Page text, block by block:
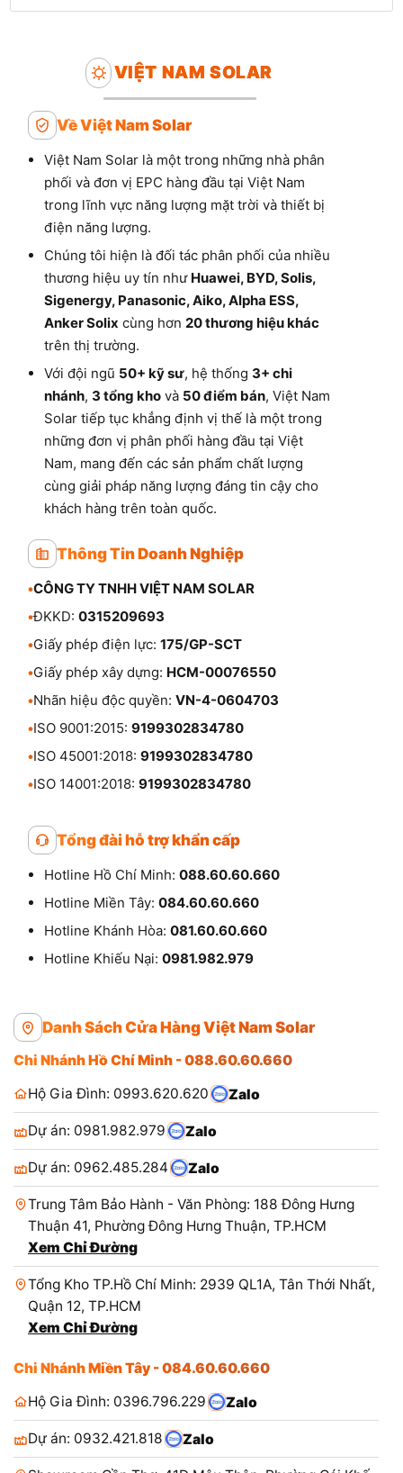
VIỆT NAM SOLAR
Về Việt Nam Solar
Việt Nam Solar là một trong những nhà phân
phối và đơn vị EPC hàng đầu tại Việt Nam
trong lĩnh vực năng lượng mặt trời và thiết bị
điện năng lượng.
Chúng tôi hiện là đối tác phân phối của nhiều
thương hiệu uy tín như Huawei, BYD, Solis,
Sigenergy, Panasonic, Aiko, Alpha ESS,
Anker Solix cùng hơn 20 thương hiệu khác
trên thị trường.
Với đội ngũ 50+ kỹ sư, hệ thống 3+ chi
nhánh, 3 tổng kho và 50 điểm bán, Việt Nam
Solar tiếp tục khẳng định vị thế là một trong
những đơn vị phân phối hàng đầu tại Việt
Nam, mang đến các sản phẩm chất lượng
cùng giải pháp năng lượng đáng tin cậy cho
khách hàng trên toàn quốc.
Thông Tin Doanh Nghiệp
•CÔNG TY TNHH VIỆT NAM SOLAR
•ĐKKD: 0315209693
•Giấy phép điện lực: 175/GP-SCT
•Giấy phép xây dựng: HCM-00076550
•Nhãn hiệu độc quyền: VN-4-0604703
•ISO 9001:2015: 9199302834780
•ISO 45001:2018: 9199302834780
•ISO 14001:2018: 9199302834780
Tổng đài hỗ trợ khẩn cấp
Hotline Hồ Chí Minh: 088.60.60.660
Hotline Miền Tây: 084.60.60.660
Hotline Khánh Hòa: 081.60.60.660
Hotline Khiếu Nại: 0981.982.979
Danh Sách Cửa Hàng Việt Nam Solar
Chi Nhánh Hồ Chí Minh - 088.60.60.660
Hộ Gia Đình: 0993.620.620
Zalo
Dự án: 0981.982.979 Zalo
Dự án: 0962.485.284 Zalo
Trung Tâm Bảo Hành - Văn Phòng: 188 Đông Hưng
Thuận 41, Phường Đông Hưng Thuận, TP.HCM
Xem Chỉ Đường
Tổng Kho TP.Hồ Chí Minh: 2939 QL1A, Tân Thới Nhất,
Quận 12, TP.HCM
Xem Chỉ Đường
Chi Nhánh Miền Tây - 084.60.60.660
Hộ Gia Đình: 0396.796.229
Zalo
Dự án: 0932.421.818 Zalo